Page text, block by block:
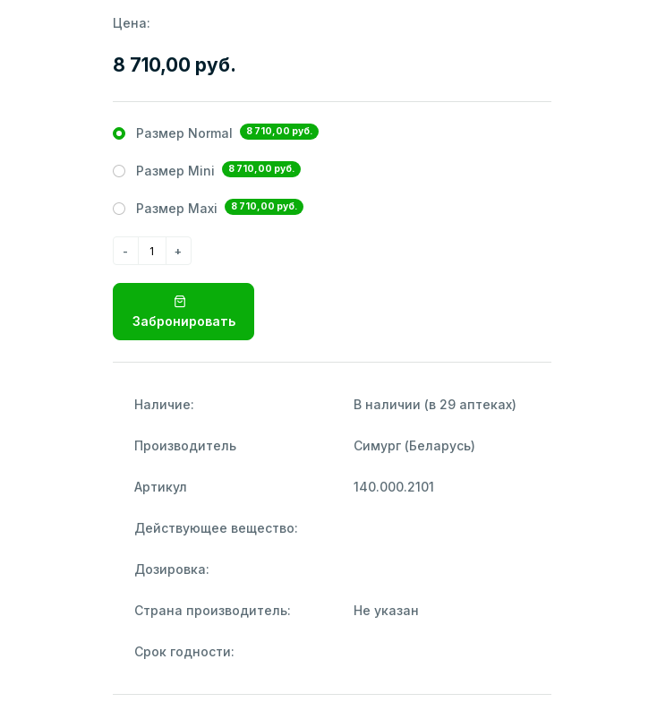
Цена:
8 710,00 руб.
Размер Normal 8 710,00 руб.
Размер Mini 8 710,00 руб.
Размер Maxi 8 710,00 руб.
Забронировать
Наличие: В наличии (в 29 аптеках)
Производитель Симург (Беларусь)
Артикул 140.000.2101
Действующее вещество:
Дозировка:
Страна производитель: Не указан
Срок годности: